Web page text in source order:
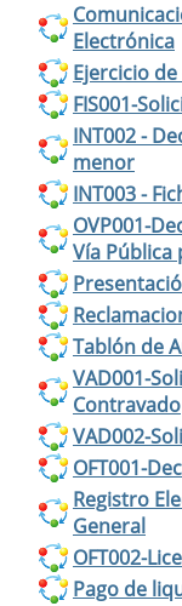
Electrónica
Ejercicio
FIS001-
INT002 -
menor
INT003 -
OVP001-
Vía Pública
Tablón de
VAD001-
Contravado
VAD002-
OFT001-
Registro
General
OFT002-
Pago de